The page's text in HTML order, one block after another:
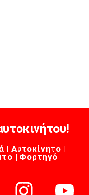
| Αυτοκίνητο |
| Φορτηγό